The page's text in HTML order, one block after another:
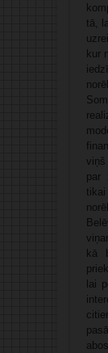
tā,
kur
par
kā
lai